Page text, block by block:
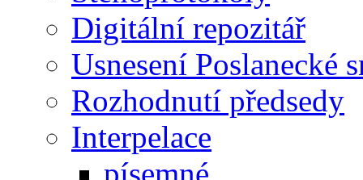
Digitální repozitář
Usnesení Poslanecké
Rozhodnutí předsedy
Interpelace
písemné